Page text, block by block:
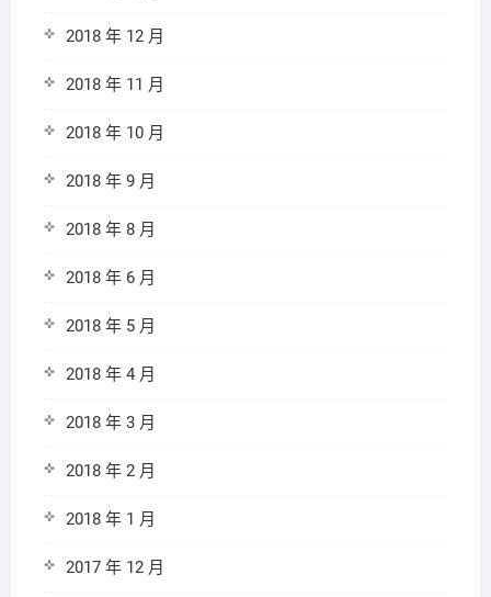
2018 年 12 月
2018 年 11 月
2018 年 10 月
2018 年 9 月
2018 年 8 月
2018 年 6 月
2018 年 5 月
2018 年 4 月
2018 年 3 月
2018 年 2 月
2018 年 1 月
2017 年 12 月